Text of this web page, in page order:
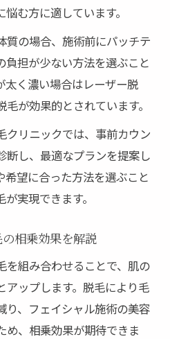
む方に適しています。
質の場合、施術前にパッチテ
負担が少ない方法を選ぶこと
太く濃い場合はレーザー脱
が効果的とされています。
クリニックでは、事前カウン
断し、最適なプランを提案し
希望に合った方法を選ぶこと
実現できます。
相乗効果を解説
を組み合わせることで、肌の
アップします。脱毛により毛
り、フェイシャル施術の美容
め、相乗効果が期待できま